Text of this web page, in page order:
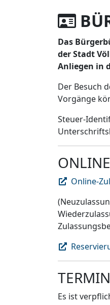
Das
der Stadt
Anliegen in
Der Besuch
Vorgänge
Steuer-
Online-
Es ist